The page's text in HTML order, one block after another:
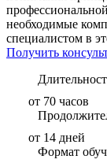
необходимые
специалистом в
Получить
от 70 часов
от 14 дней
Формат